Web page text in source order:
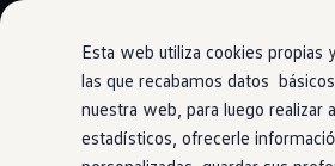
Esta web utiliza cookies propias
las que recabamos datos
nuestra web, para luego realizar
estadísticos, ofrecerle
Ir
directamente
al contenido
Ir
directamente
al pie de
Nuevo ID. Polo: El eléctrico
Nuevo ID. Cross 100%
Modelos 7 plazas
Descubre el nuevo Golf GTI
Gama Deportiva
Gama SUV de Volkswagen
Maletero